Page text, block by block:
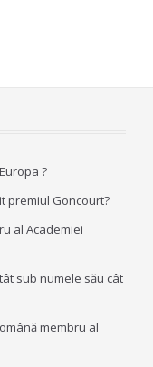
?
premiul Goncourt?
al Academiei
sub numele său cât
membru al